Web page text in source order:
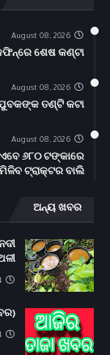
August 08, 2026
ଶେଷ କଣ୍ଟା
August 08, 2026
ତଣ୍ଟି କଟା
August 08, 2026
୬୮୦ ଟଙ୍କାରେ
ମିଳିବ ଟ୍ରାକ୍ଟର ବାଲି..
ଅନ୍ୟ ଖବର